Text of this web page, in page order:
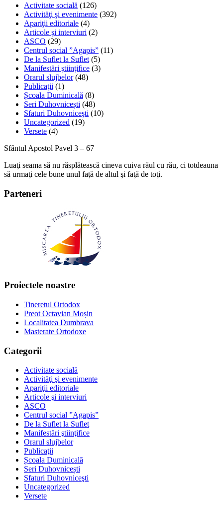
Activitate socială (126)
Activităţi şi evenimente (392)
Apariţii editoriale (4)
Articole şi interviuri (2)
ASCO (29)
Centrul social ”Agapis” (11)
De la Suflet la Suflet (5)
Manifestări ştiinţifice (3)
Orarul slujbelor(48)
Publicaţii (1)
Școala Duminicală (8)
Seri Duhovnicești (48)
Sfaturi Duhovniceşti (10)
Uncategorized (19)
Versete (4)
Sfântul Apostol Pavel 3 – 67
Luaţi seama să nu răsplătească cineva cuiva răul cu rău, ci totdeauna
să urmaţi cele bune unul faţă de altul şi faţă de toţi.
Parteneri
Proiectele noastre
Tineretul Ortodox
Preot Octavian Moșin
Localitatea Dumbrava
Masterate Ortodoxe
Categorii
Activitate socială
Activităţi şi evenimente
Apariţii editoriale
Articole şi interviuri
ASCO
Centrul social ”Agapis”
De la Suflet la Suflet
Manifestări ştiinţifice
Orarul slujbelor
Publicaţii
Școala Duminicală
Seri Duhovnicești
Sfaturi Duhovniceşti
Uncategorized
Versete